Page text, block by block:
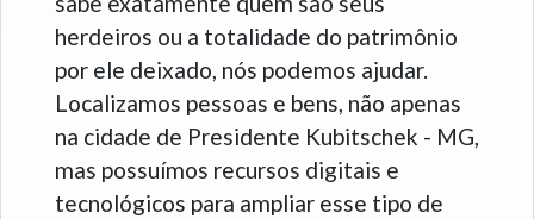
herdeiros ou a totalidade do patrimônio
por ele deixado, nós podemos ajudar.
Localizamos pessoas e bens, não apenas
na cidade de Presidente Kubitschek - MG,
mas possuímos recursos digitais e
tecnológicos para ampliar esse tipo de